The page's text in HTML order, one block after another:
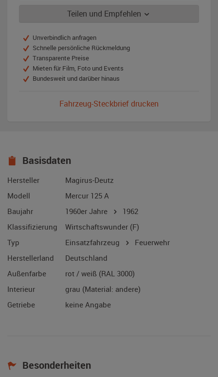
Teilen und Empfehlen
Unverbindlich anfragen
Schnelle persönliche Rückmeldung
Transparente Preise
Mieten für Film, Foto und Events
Bundesweit und darüber hinaus
Fahrzeug-Steckbrief drucken
Basisdaten
Hersteller
Magirus-Deutz
Modell
Mercur 125 A
Baujahr
1960er Jahre
1962
Klassifizierung
Wirtschaftswunder (F)
Typ
Einsatzfahrzeug
Feuerwehr
Herstellerland
Deutschland
Außenfarbe
rot / weiß (RAL 3000)
Interieur
grau (Material: andere)
Getriebe
keine Angabe
Besonderheiten